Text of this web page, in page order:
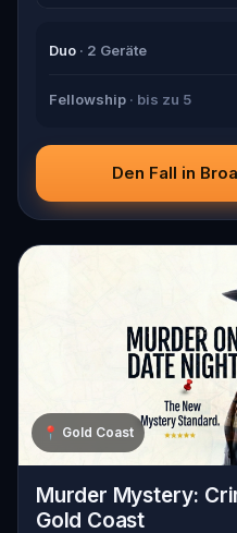
Duo · 2 Geräte
Fellowship · bis zu 5
Den Fall in
📍 Gold Coast
Murder Mystery:
Gold Coast